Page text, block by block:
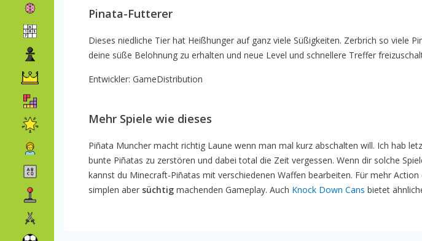
Pinata-Futterer
Dieses niedliche Tier hat Heißhunger auf ganz viele Süßigkeiten. Zerbrich so viele
deine süße Belohnung zu erhalten und neue Level und schnellere Treffer
Entwickler: GameDistribution
Mehr Spiele wie dieses
Piñata Muncher macht richtig Laune wenn man mal kurz abschalten will. Ich hab
bunte Piñatas zu zerstören und dabei total die Zeit vergessen. Wenn dir solche
kannst du Minecraft-Piñatas mit verschiedenen Waffen bearbeiten. Für mehr Action
simplen aber süchtig machenden Gameplay. Auch Knock Down Cans bietet